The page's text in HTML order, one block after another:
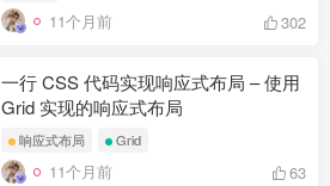
11个月前 302
一行 CSS 代码实现响应式布局 – 使用
Grid 实现的响应式布局
响应式布局 Grid
11个月前 63